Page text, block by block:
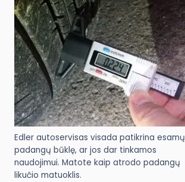
Edler autoservisas visada patikrina esamų
padangų būklę, ar jos dar tinkamos
naudojimui. Matote kaip atrodo padangų
likučio matuoklis.